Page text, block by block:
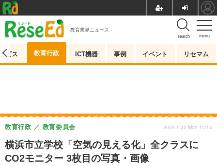
menu
search
教育業界ニュース
ビス 教育行政 ICT機器 事例 イベント リセマム
横浜市立学校「空気の見える化」全クラスに
CO2モニター 3枚目の写真・画像
教育行政 教育委員会 2023.1.23 Mon 10:15